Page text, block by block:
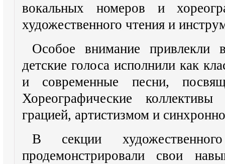
вокальных номеров и
художественного чтения и
Особое внимание привлекли
детские голоса исполнили как
и современные песни,
Хореографические
грацией, артистизмом и
В секции
продемонстрировали свои